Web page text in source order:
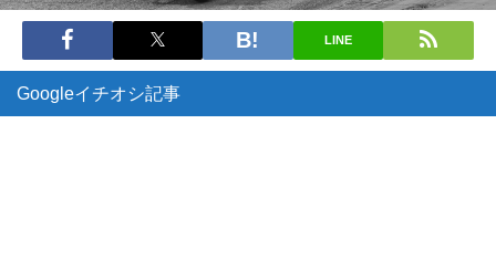
LINE
Googleイチオシ記事